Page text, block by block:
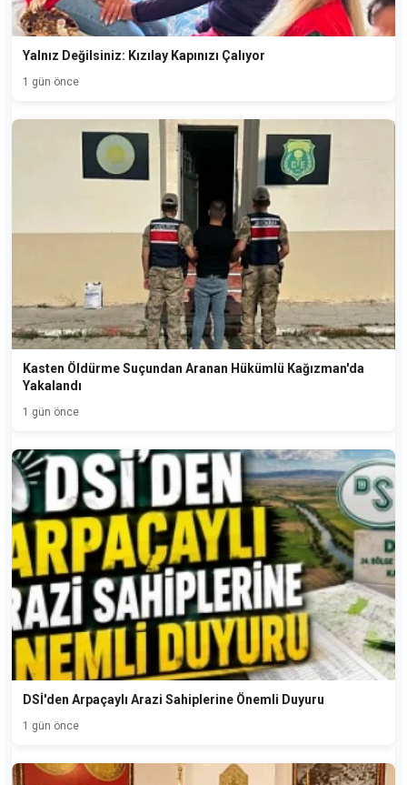
Yalnız Değilsiniz: Kızılay Kapınızı Çalıyor
1 gün önce
Kasten Öldürme Suçundan Aranan Hükümlü Kağızman'da
Yakalandı
1 gün önce
DSİ'den Arpaçaylı Arazi Sahiplerine Önemli Duyuru
1 gün önce